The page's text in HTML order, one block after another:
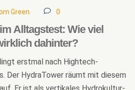
Green 0
Alltagstest: Wie viel
dahinter?
erstmal nach Hightech-
Der HydraTower räumt mit diesem